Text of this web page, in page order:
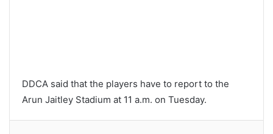
DDCA said that the players have to report to the
Arun Jaitley Stadium at 11 a.m. on Tuesday.